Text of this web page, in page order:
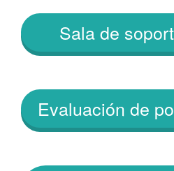
Sala de
Evaluación de